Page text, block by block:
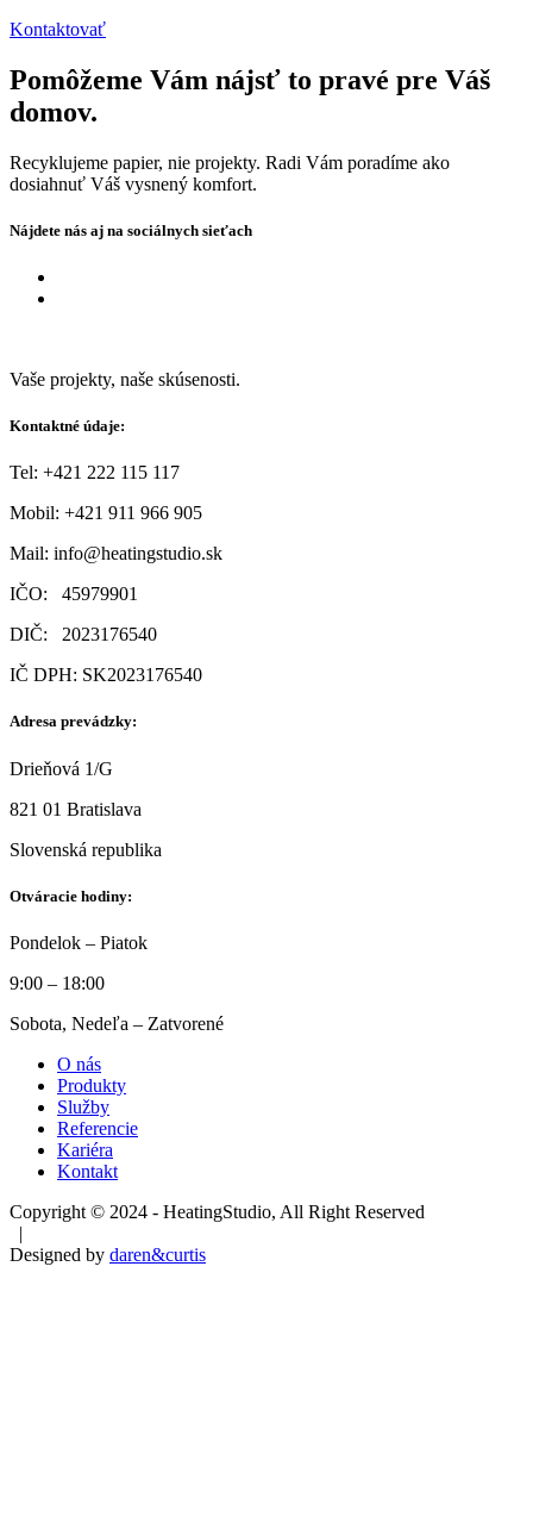
Kontaktovať
Pomôžeme Vám nájsť to pravé pre Váš
domov.
Recyklujeme papier, nie projekty. Radi Vám poradíme ako
dosiahnuť Váš vysnený komfort.
Nájdete nás aj na sociálnych sieťach
Vaše projekty, naše skúsenosti.
Kontaktné údaje:
Tel: +421 222 115 117
Mobil: +421 911 966 905
Mail: info@heatingstudio.sk
IČO: 45979901
DIČ: 2023176540
IČ DPH: SK2023176540
Adresa prevádzky:
Drieňová 1/G
821 01 Bratislava
Slovenská republika
Otváracie hodiny:
Pondelok – Piatok
9:00 – 18:00
Sobota, Nedeľa – Zatvorené
O nás
Produkty
Služby
Referencie
Kariéra
Kontakt
Copyright © 2024 - HeatingStudio, All Right Reserved
|
Designed by daren&curtis